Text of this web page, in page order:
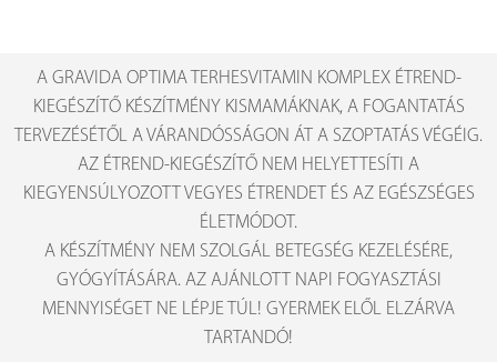
A GRAVIDA OPTIMA TERHESVITAMIN KOMPLEX ÉTREND-
KIEGÉSZÍTŐ KÉSZÍTMÉNY KISMAMÁKNAK, A FOGANTATÁS
TERVEZÉSÉTŐL A VÁRANDÓSSÁGON ÁT A SZOPTATÁS VÉGÉIG.
AZ ÉTREND-KIEGÉSZÍTŐ NEM HELYETTESÍTI A
KIEGYENSÚLYOZOTT VEGYES ÉTRENDET ÉS AZ EGÉSZSÉGES
ÉLETMÓDOT.
A KÉSZÍTMÉNY NEM SZOLGÁL BETEGSÉG KEZELÉSÉRE,
GYÓGYÍTÁSÁRA. AZ AJÁNLOTT NAPI FOGYASZTÁSI
MENNYISÉGET NE LÉPJE TÚL! GYERMEK ELŐL ELZÁRVA
TARTANDÓ!